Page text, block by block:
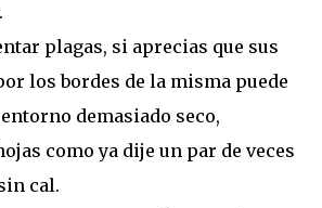
plagas, si aprecias que sus
los bordes de la misma puede
demasiado seco,
como ya dije un par de veces
cal.